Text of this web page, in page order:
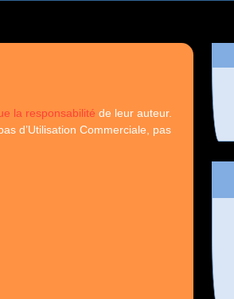
la responsabilité de leur auteur.
d’Utilisation Commerciale, pas